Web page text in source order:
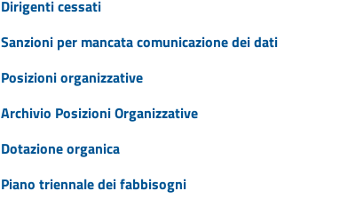
Dirigenti cessati
Sanzioni per mancata comunicazione dei dati
Posizioni organizzative
Archivio Posizioni Organizzative
Dotazione organica
Piano triennale dei fabbisogni